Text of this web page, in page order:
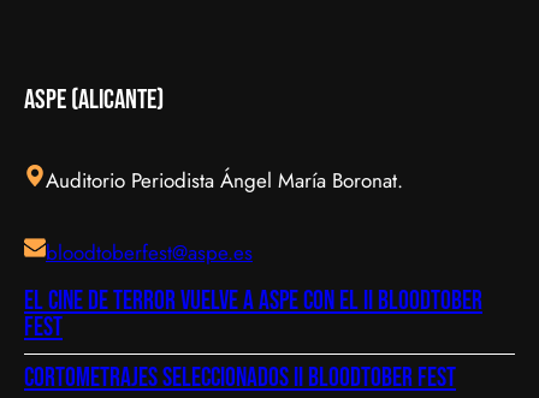
aspe (Alicante)
Auditorio Periodista Ángel María Boronat.
bloodtoberfest@aspe.es
El cine de terror vuelve a Aspe con el II Bloodtober
Fest
Cortometrajes seleccionados II bloodtober fest